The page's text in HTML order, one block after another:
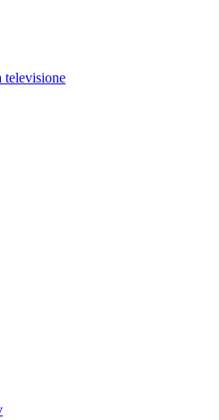
televisione